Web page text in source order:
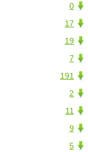
0
17
19
7
191
2
11
9
5